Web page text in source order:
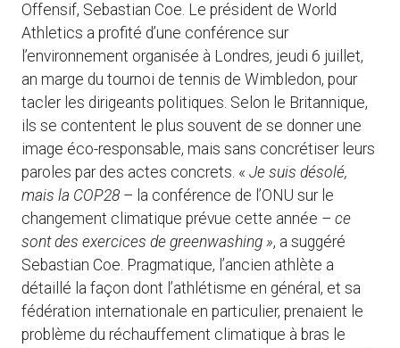
Offensif, Sebastian Coe. Le président de World
Athletics a profité d’une conférence sur
l’environnement organisée à Londres, jeudi 6 juillet,
an marge du tournoi de tennis de Wimbledon, pour
tacler les dirigeants politiques. Selon le Britannique,
ils se contentent le plus souvent de se donner une
image éco-responsable, mais sans concrétiser leurs
paroles par des actes concrets. « Je suis désolé,
mais la COP28 – la conférence de l’ONU sur le
changement climatique prévue cette année – ce
sont des exercices de greenwashing », a suggéré
Sebastian Coe. Pragmatique, l’ancien athlète a
détaillé la façon dont l’athlétisme en général, et sa
fédération internationale en particulier, prenaient le
problème du réchauffement climatique à bras le